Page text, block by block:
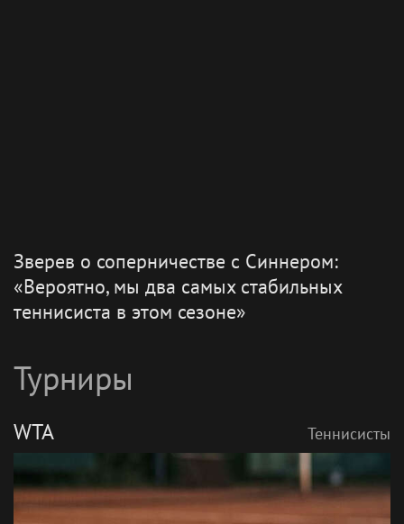
Зверев о соперничестве с Синнером:
«Вероятно, мы два самых стабильных
теннисиста в этом сезоне»
Турниры
WTA Теннисисты